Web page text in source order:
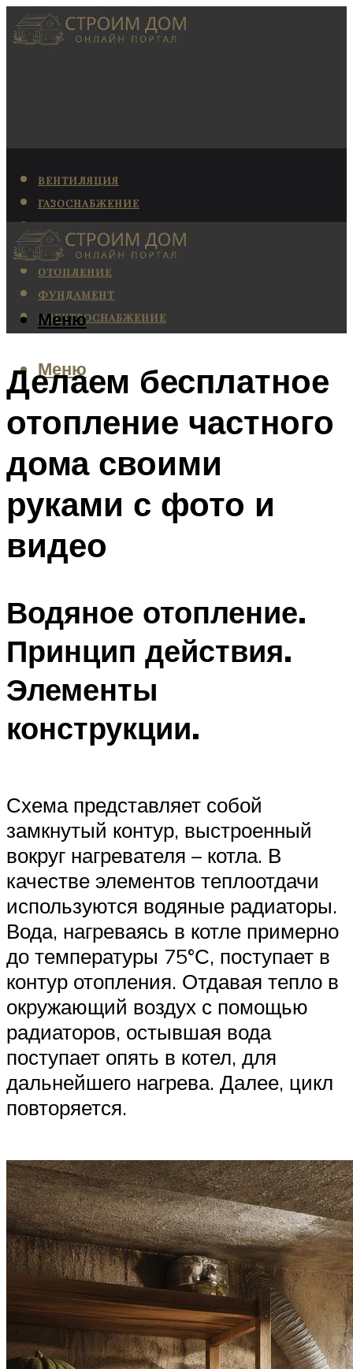
ВЕНТИЛЯЦИЯ
ГАЗОСНАБЖЕНИЕ
КАНАЛИЗАЦИЯ
КОНДИЦИОНИРОВАНИЕ
ОТОПЛЕНИЕ
ФУНДАМЕНТ
ЭЛЕКТРОСНАБЖЕНИЕ
Меню
Меню
Делаем бесплатное
отопление частного
дома своими
руками с фото и
видео
Водяное отопление.
Принцип действия.
Элементы
конструкции.
Схема представляет собой
замкнутый контур, выстроенный
вокруг нагревателя – котла. В
качестве элементов теплоотдачи
используются водяные радиаторы.
Вода, нагреваясь в котле примерно
до температуры 75°С, поступает в
контур отопления. Отдавая тепло в
окружающий воздух с помощью
радиаторов, остывшая вода
поступает опять в котел, для
дальнейшего нагрева. Далее, цикл
повторяется.